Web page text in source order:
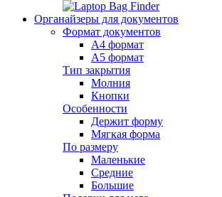
Органайзеры для документов
Формат документов
А4 формат
А5 формат
Тип закрытия
Молния
Кнопки
Особенности
Держит форму
Мягкая форма
По размеру
Маленькие
Средние
Большие